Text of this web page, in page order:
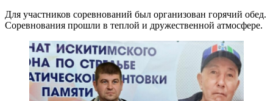
Для участников соревнований был организован горячий обед.
Соревнования прошли в теплой и дружественной атмосфере.